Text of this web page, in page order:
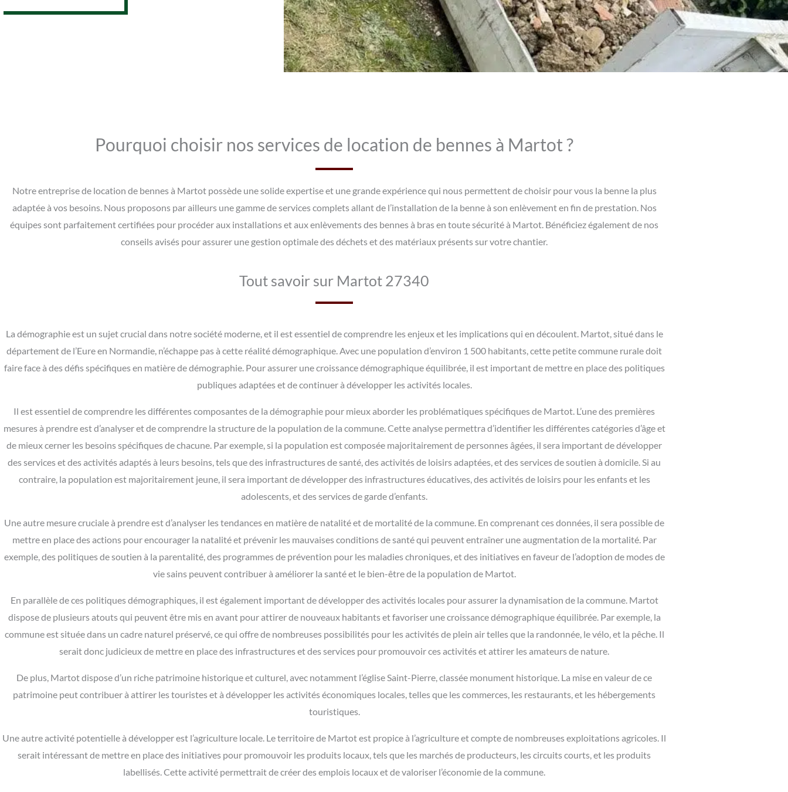
Pourquoi choisir nos services de location de bennes à Martot ?
Notre entreprise de location de bennes à Martot possède une solide expertise et une grande expérience qui nous permettent de choisir pour vous la benne la plus
adaptée à vos besoins. Nous proposons par ailleurs une gamme de services complets allant de l’installation de la benne à son enlèvement en fin de prestation. Nos
équipes sont parfaitement certifiées pour procéder aux installations et aux enlèvements des bennes à bras en toute sécurité à Martot. Bénéficiez également de nos
conseils avisés pour assurer une gestion optimale des déchets et des matériaux présents sur votre chantier.
Tout savoir sur Martot 27340
La démographie est un sujet crucial dans notre société moderne, et il est essentiel de comprendre les enjeux et les implications qui en découlent. Martot, situé dans le
département de l’Eure en Normandie, n’échappe pas à cette réalité démographique. Avec une population d’environ 1 500 habitants, cette petite commune rurale doit
faire face à des défis spécifiques en matière de démographie. Pour assurer une croissance démographique équilibrée, il est important de mettre en place des politiques
publiques adaptées et de continuer à développer les activités locales.
Il est essentiel de comprendre les différentes composantes de la démographie pour mieux aborder les problématiques spécifiques de Martot. L’une des premières
mesures à prendre est d’analyser et de comprendre la structure de la population de la commune. Cette analyse permettra d’identifier les différentes catégories d’âge et
de mieux cerner les besoins spécifiques de chacune. Par exemple, si la population est composée majoritairement de personnes âgées, il sera important de développer
des services et des activités adaptés à leurs besoins, tels que des infrastructures de santé, des activités de loisirs adaptées, et des services de soutien à domicile. Si au
contraire, la population est majoritairement jeune, il sera important de développer des infrastructures éducatives, des activités de loisirs pour les enfants et les
adolescents, et des services de garde d’enfants.
Une autre mesure cruciale à prendre est d’analyser les tendances en matière de natalité et de mortalité de la commune. En comprenant ces données, il sera possible de
mettre en place des actions pour encourager la natalité et prévenir les mauvaises conditions de santé qui peuvent entraîner une augmentation de la mortalité. Par
exemple, des politiques de soutien à la parentalité, des programmes de prévention pour les maladies chroniques, et des initiatives en faveur de l’adoption de modes de
vie sains peuvent contribuer à améliorer la santé et le bien-être de la population de Martot.
En parallèle de ces politiques démographiques, il est également important de développer des activités locales pour assurer la dynamisation de la commune. Martot
dispose de plusieurs atouts qui peuvent être mis en avant pour attirer de nouveaux habitants et favoriser une croissance démographique équilibrée. Par exemple, la
commune est située dans un cadre naturel préservé, ce qui offre de nombreuses possibilités pour les activités de plein air telles que la randonnée, le vélo, et la pêche. Il
serait donc judicieux de mettre en place des infrastructures et des services pour promouvoir ces activités et attirer les amateurs de nature.
De plus, Martot dispose d’un riche patrimoine historique et culturel, avec notamment l’église Saint-Pierre, classée monument historique. La mise en valeur de ce
patrimoine peut contribuer à attirer les touristes et à développer les activités économiques locales, telles que les commerces, les restaurants, et les hébergements
touristiques.
Une autre activité potentielle à développer est l’agriculture locale. Le territoire de Martot est propice à l’agriculture et compte de nombreuses exploitations agricoles. Il
serait intéressant de mettre en place des initiatives pour promouvoir les produits locaux, tels que les marchés de producteurs, les circuits courts, et les produits
labellisés. Cette activité permettrait de créer des emplois locaux et de valoriser l’économie de la commune.